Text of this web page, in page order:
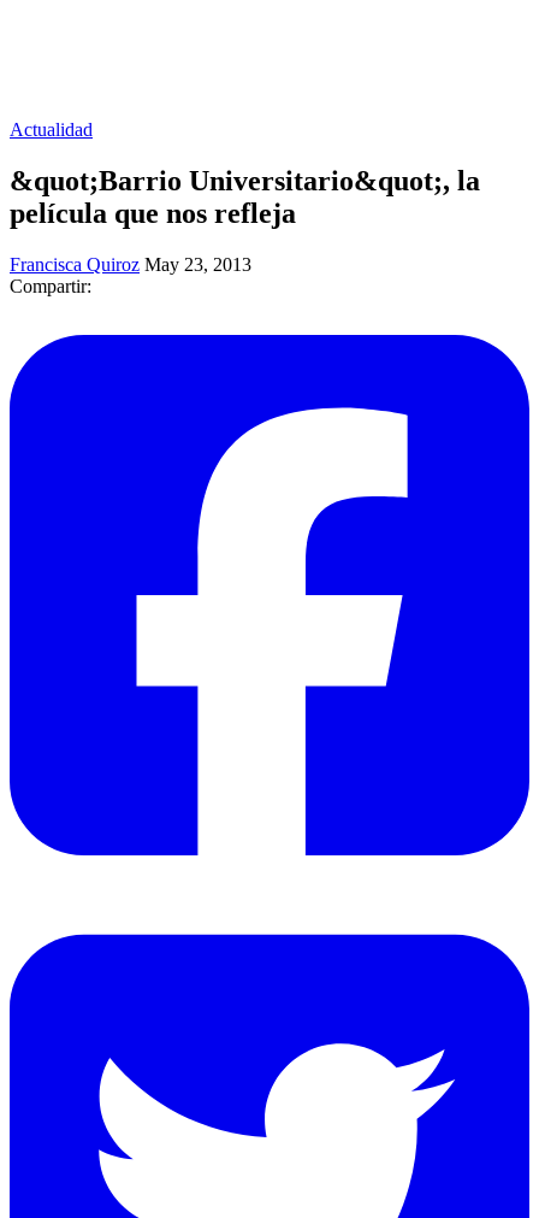
Actualidad
&quot;Barrio Universitario&quot;, la
película que nos refleja
Francisca Quiroz May 23, 2013
Compartir: